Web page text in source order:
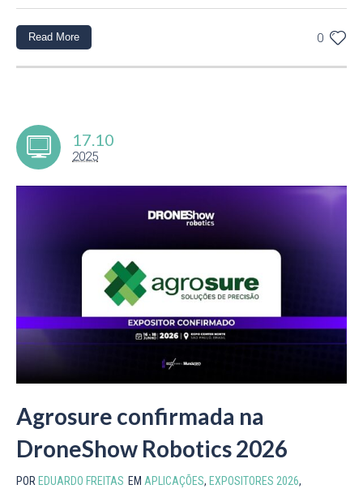
0
Read More
17.10
2025
Agrosure confirmada na
DroneShow Robotics 2026
POR EDUARDO FREITAS EM APLICAÇÕES, EXPOSITORES 2026,